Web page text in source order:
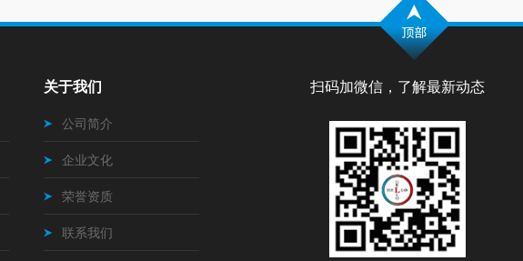
扫码加微信，了解最新动态
关于我们
公司简介
企业文化
荣誉资质
联系我们